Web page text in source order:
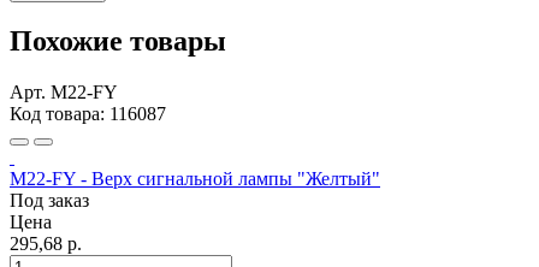
Похожие товары
Арт. M22-FY
Код товара: 116087
M22-FY - Верх сигнальной лампы "Желтый"
Под заказ
Цена
295,68 р.